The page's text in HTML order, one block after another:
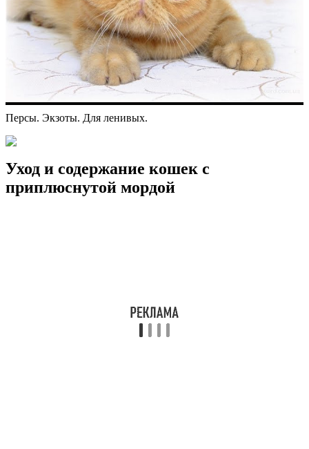
Персы. Экзоты. Для ленивых.
Уход и содержание кошек с
приплюснутой мордой